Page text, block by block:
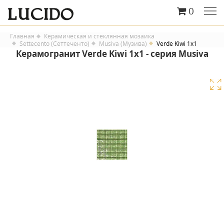
0
Главная
Керамическая и стеклянная мозаика
Settecento (Сеттеченто)
Musiva (Музива) Verde Kiwi 1x1
Керамогранит Verde Kiwi 1x1 - серия Musiva